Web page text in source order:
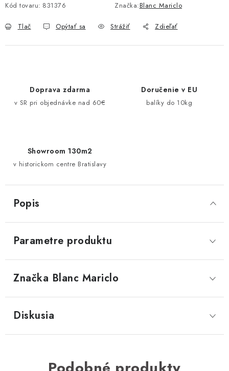
Kód tovaru: 831376 Značka:Blanc Mariclo
Tlač Opýtať sa Strážiť Zdieľať
Doprava zdarma
v SR pri objednávke nad 60€
Doručenie v EU
balíky do 10kg
Showroom 130m2
v historickom centre Bratislavy
Popis
Parametre produktu
Značka Blanc Mariclo
Diskusia